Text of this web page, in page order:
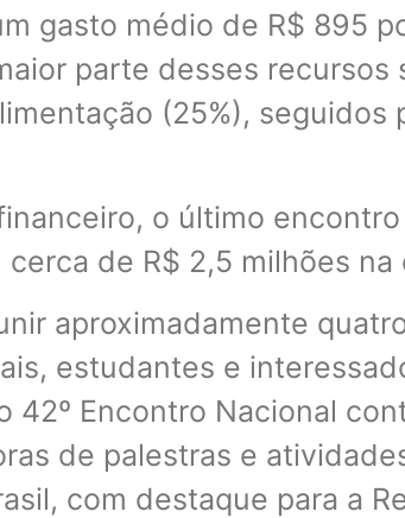
gasto médio de R$ 895
parte desses recursos
(25%),
o último
de R$ 2,5 milhões na
aproximadamente
estudantes e
Encontro Nacional
de palestras e
com destaque para a